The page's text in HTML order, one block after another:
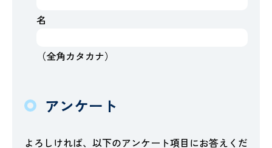
名
（全角カタカナ）
アンケート
よろしければ、以下のアンケート項目にお答えくだ